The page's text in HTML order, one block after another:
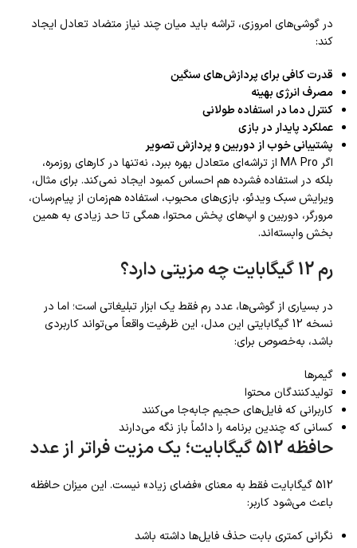
در گوشی‌های امروزی، تراشه باید میان چند نیاز متضاد تعادل ایجاد
کند:
قدرت کافی برای پردازش‌های سنگین
مصرف انرژی بهینه
کنترل دما در استفاده طولانی
عملکرد پایدار در بازی
پشتیبانی خوب از دوربین و پردازش تصویر
اگر M8 Pro از تراشه‌ای متعادل بهره ببرد، نه‌تنها در کارهای روزمره،
بلکه در استفاده فشرده هم احساس کمبود ایجاد نمی‌کند. برای مثال،
ویرایش سبک ویدئو، بازی‌های محبوب، استفاده هم‌زمان از پیام‌رسان،
مرورگر، دوربین و اپ‌های پخش محتوا، همگی تا حد زیادی به همین
بخش وابسته‌اند.
رم 12 گیگابایت چه مزیتی دارد؟
در بسیاری از گوشی‌ها، عدد رم فقط یک ابزار تبلیغاتی است؛ اما در
نسخه 12 گیگابایتی این مدل، این ظرفیت واقعاً می‌تواند کاربردی
باشد، به‌خصوص برای:
گیمرها
تولیدکنندگان محتوا
کاربرانی که فایل‌های حجیم جابه‌جا می‌کنند
کسانی که چندین برنامه را دائماً باز نگه می‌دارند
حافظه 512 گیگابایت؛ یک مزیت فراتر از عدد
512 گیگابایت فقط به معنای «فضای زیاد» نیست. این میزان حافظه
باعث می‌شود کاربر:
نگرانی کمتری بابت حذف فایل‌ها داشته باشد